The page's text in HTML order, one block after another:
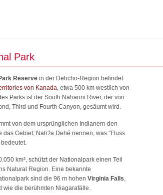
Park
Reservein der Dehcho-Region befindet
von Kanada, etwa 500 km westlich von
Parks ist der South Nahanni River, der von
Third und Fourth Canyon, gesäumt wird.
von dem ursprünglichen Indianern den
das Gebiet; Nahʔa Dehé nennen, was "Fluss
km², schützt der Nationalpark einen Teil
Natural Region. Eine bekannte
sind die 96 m hohen Virginia Falls,
wie die berühmten Niagarafälle.